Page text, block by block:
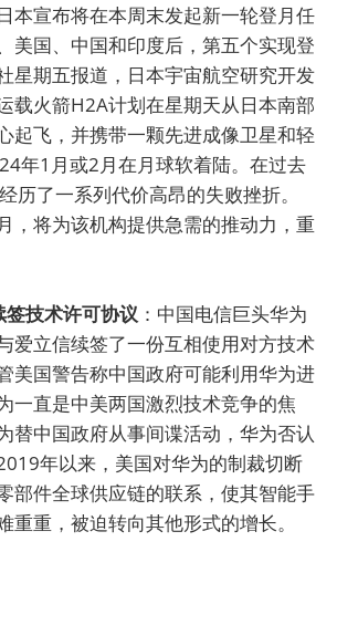
本宣布将在本周末发起新一轮登月任
美国、中国和印度后，第五个实现登
星期五报道，日本宇宙航空研究开发
载火箭H2A计划在星期天从日本南部
起飞，并携带一颗先进成像卫星和轻
年1月或2月在月球软着陆。在过去
历了一系列代价高昂的失败挫折。
，将为该机构提供急需的推动力，重
技术许可协议 ：中国电信巨头华为
爱立信续签了一份互相使用对方技术
美国警告称中国政府可能利用华为进
一直是中美两国激烈技术竞争的焦
替中国政府从事间谍活动，华为否认
年以来，美国对华为的制裁切断
部件全球供应链的联系，使其智能手
重重，被迫转向其他形式的增长。